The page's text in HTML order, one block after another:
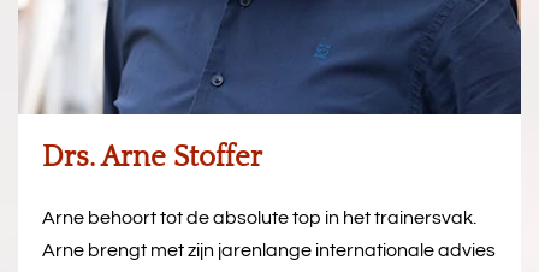
Drs. Arne Stoffer
Arne behoort tot de absolute top in het trainersvak.
Arne brengt met zijn jarenlange internationale advies